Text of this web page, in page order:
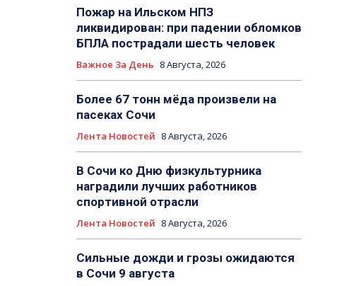
Пожар на Ильском НПЗ
ликвидирован: при падении обломков
БПЛА пострадали шесть человек
Важное За День 8 Августа, 2026
Более 67 тонн мёда произвели на
пасеках Сочи
Лента Новостей 8 Августа, 2026
В Сочи ко Дню физкультурника
наградили лучших работников
спортивной отрасли
Лента Новостей 8 Августа, 2026
Сильные дожди и грозы ожидаются
в Сочи 9 августа